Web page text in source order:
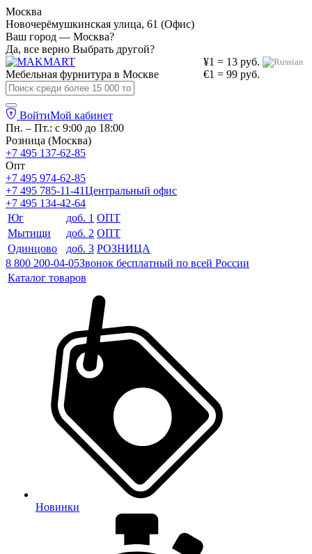
Москва
Новочерёмушкинская улица, 61 (Офис)
Ваш город — Москва?
Да, все верно Выбрать другой?
¥1 = 13 руб.
€1 = 99 руб.
Мебельная фурнитура в Москве
ВойтиМой кабинет
Пн. – Пт.: с 9:00 до 18:00
Розница (Москва)
+7 495 137-62-85
Опт
+7 495 974-62-85
+7 495 785-11-41Центральный офис
+7 495 134-42-64
Юг
доб. 1 ОПТ
Мытищи
доб. 2 ОПТ
Одинцово
доб. 3 РОЗНИЦА
8 800 200-04-05Звонок бесплатный по всей России
Каталог товаров
Новинки